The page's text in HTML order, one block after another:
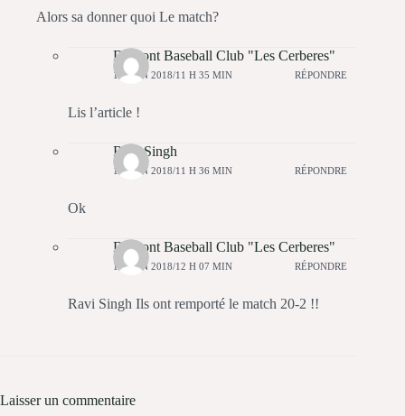
Alors sa donner quoi Le match?
Domont Baseball Club "Les Cerberes"
11 JUIN 2018/11 H 35 MIN RÉPONDRE
Lis l’article !
Ravi Singh
11 JUIN 2018/11 H 36 MIN RÉPONDRE
Ok
Domont Baseball Club "Les Cerberes"
11 JUIN 2018/12 H 07 MIN RÉPONDRE
Ravi Singh Ils ont remporté le match 20-2 !!
Laisser un commentaire